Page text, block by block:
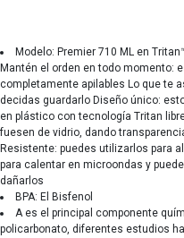
Modelo: Premier 710 ML en
Mantén el orden en todo momento:
completamente apilables Lo que te
decidas guardarlo Diseño único:
en plástico con tecnología Tritan
fuesen de vidrio, dando
Resistente: puedes utilizarlos para
para calentar en microondas y
dañarlos
BPA: El Bisfenol
A es el principal componente
policarbonato, diferentes estudios